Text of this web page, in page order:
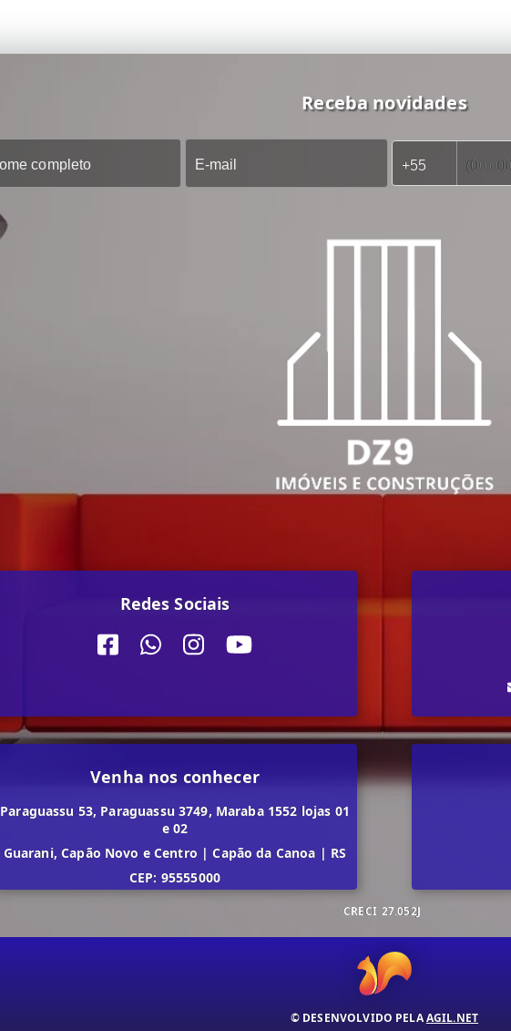
Receba novidades
Redes Sociais
Venha nos conhecer
Paraguassu 53, Paraguassu 3749, Maraba 1552 lojas 01
e 02
Guarani, Capão Novo e Centro | Capão da Canoa | RS
CEP: 95555000
CRECI 27.052J
© DESENVOLVIDO PELAAGIL.NET